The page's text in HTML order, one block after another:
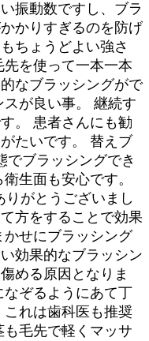
振動数ですし、ブラ
かりすぎるのを防げ
ちょうどよい強さ
を使って一本一本
なブラッシングがで
が良い事。 継続す
。 患者さんにも勧
たいです。 替えブ
でブラッシングでき
生面も安心です。
がとうございまし
方をすることで効果
せにブラッシング
効果的なブラッシン
める原因となりま
ぞるようにあて丁
れは歯科医も推奨
毛先で軽くマッサ